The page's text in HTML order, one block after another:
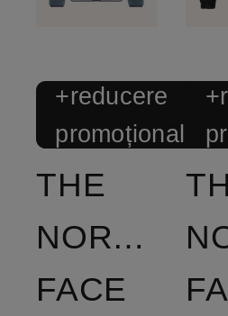
+reducere
promoțională
THE
NORTH
FACE